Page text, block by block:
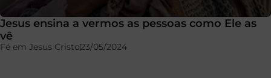
Jesus ensina a vermos as pessoas como Ele as
vê
Fé em Jesus Cristo23/05/2024